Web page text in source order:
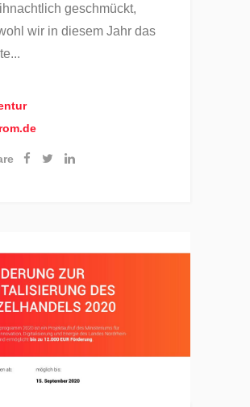
geschmückt,
wir in diesem Jahr das